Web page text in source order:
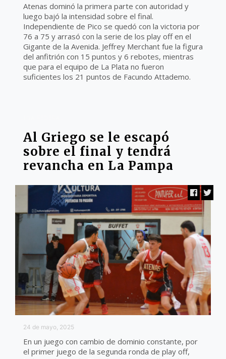
Atenas dominó la primera parte con autoridad y
luego bajó la intensidad sobre el final.
Independiente de Pico se quedó con la victoria por
76 a 75 y arrasó con la serie de los play off en el
Gigante de la Avenida. Jeffrey Merchant fue la figura
del anfitrión con 15 puntos y 6 rebotes, mientras
que para el equipo de La Plata no fueron
suficientes los 21 puntos de Facundo Attademo.
Al Griego se le escapó
sobre el final y tendrá
revancha en La Pampa
24 de mayo, 2025
En un juego con cambio de dominio constante, por
el primer juego de la segunda ronda de play off,